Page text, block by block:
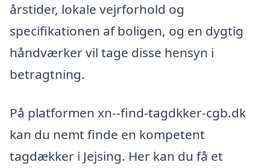
årstider, lokale vejrforhold og
specifikationen af boligen, og en dygtig
håndværker vil tage disse hensyn i
betragtning.
På platformen xn--find-tagdkker-cgb.dk
kan du nemt finde en kompetent
tagdækker i Jejsing. Her kan du få et